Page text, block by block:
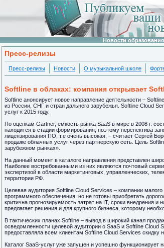
Новости
Пресс-релизы
Пресс-релизы Новости О музыкальной школе
Softline в облаках: компания открывает
Softline анонсирует новое направление деятельности –
из России, СНГ и стран дальнего зарубежья. Softline Cloud
услуг к 2015 году.
По оценкам Gartner, емкость рынка SaaS в мире в 2008 г.
находится в стадии формирования, поэтому перспектива
лицензирования ПО, т.е очень высокая, – считает Сергей
продаже облачных услуг через партнерскую сеть. Цель
зарубежном рынках».
На данный момент в каталоге направления представлен
Наиболее востребованными из них являются почтовый
экспертизой в области маркетинговых, управленческих,
территории РФ.
Целевая аудитория Softline Cloud Services – компании
программного обеспечения, но не готовы приобретать
критична прогнозируемость затрат на IT, сроки внедрения
предлагает решения и для крупного бизнеса, которому
В тактических планах Softline – вывод в широкий канал
осведомленности целевой аудитории о SaaS и Softline
предоставляла всем клиентам Softline Cloud Services скидку
Каталог SaaS-услуг уже запущен и успешно функционирует